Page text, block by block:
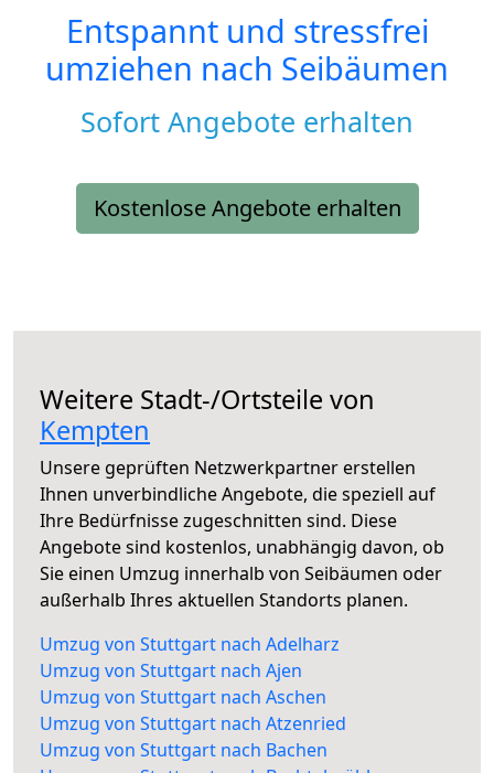
Entspannt und stressfrei
umziehen nach Seibäumen
Sofort Angebote erhalten
Kostenlose Angebote erhalten
Weitere Stadt-/Ortsteile von
Kempten
Unsere geprüften Netzwerkpartner erstellen
Ihnen unverbindliche Angebote, die speziell auf
Ihre Bedürfnisse zugeschnitten sind. Diese
Angebote sind kostenlos, unabhängig davon, ob
Sie einen Umzug innerhalb von Seibäumen oder
außerhalb Ihres aktuellen Standorts planen.
Umzug von Stuttgart nach Adelharz
Umzug von Stuttgart nach Ajen
Umzug von Stuttgart nach Aschen
Umzug von Stuttgart nach Atzenried
Umzug von Stuttgart nach Bachen